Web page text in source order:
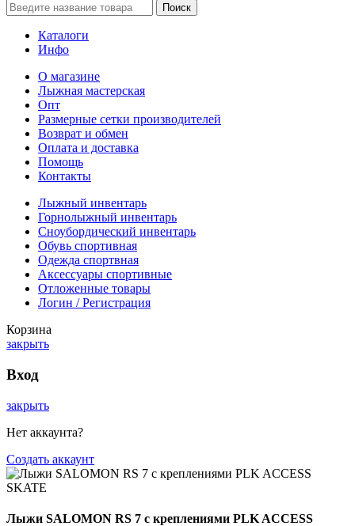
Поиск
Каталоги
Инфо
О магазине
Лыжная мастерская
Опт
Размерные сетки производителей
Возврат и обмен
Оплата и доставка
Помощь
Контакты
Лыжный инвентарь
Горнолыжный инвентарь
Сноубордический инвентарь
Обувь спортивная
Одежда спортвная
Аксессуары спортивные
Отложенные товары
Логин / Регистрация
Корзина
закрыть
Вход
закрыть
Нет аккаунта?
Создать аккаунт
Лыжи SALOMON RS 7 с креплениями PLK ACCESS